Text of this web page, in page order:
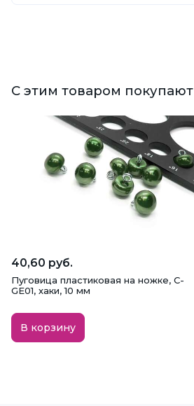
С этим товаром покупают
40,60 руб.
Пуговица пластиковая на ножке, C-
GE01, хаки, 10 мм
В корзину